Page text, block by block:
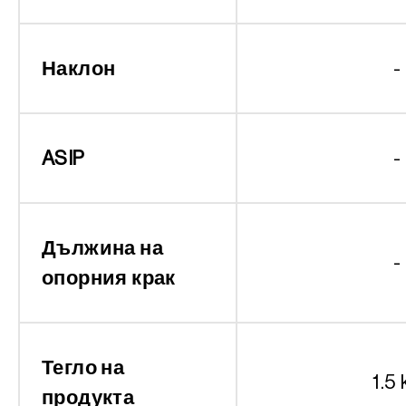
Наклон -
ASIP -
Дължина на
опорния крак
-
Тегло на
продукта
1.5